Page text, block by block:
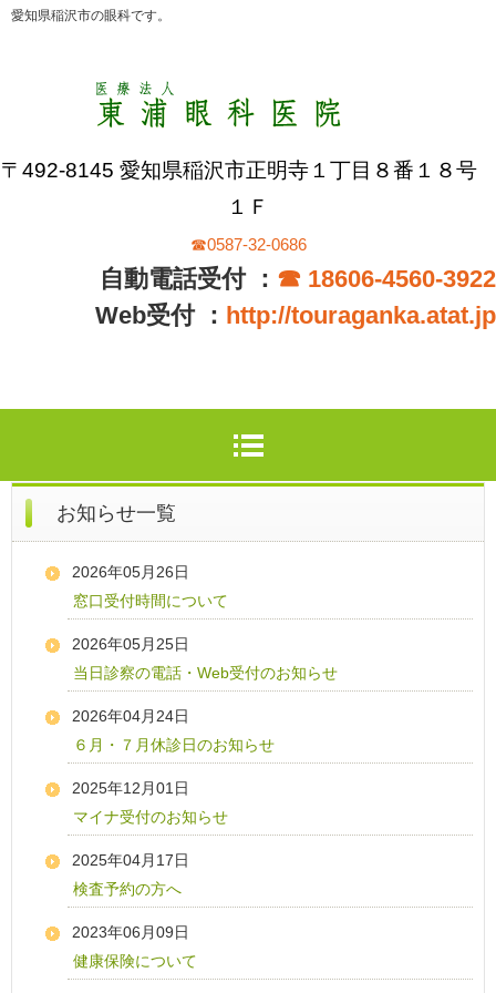
愛知県稲沢市の眼科です。
〒492-8145 愛知県稲沢市正明寺１丁目８番１８号
１Ｆ
☎0587-32-0686
自動電話受付 ： ☎ 18606-4560-3922
Web受付 ： http://touraganka.atat.jp
お知らせ一覧
2026年05月26日
窓口受付時間について
2026年05月25日
当日診察の電話・Web受付のお知らせ
2026年04月24日
６月・７月休診日のお知らせ
2025年12月01日
マイナ受付のお知らせ
2025年04月17日
検査予約の方へ
2023年06月09日
健康保険について